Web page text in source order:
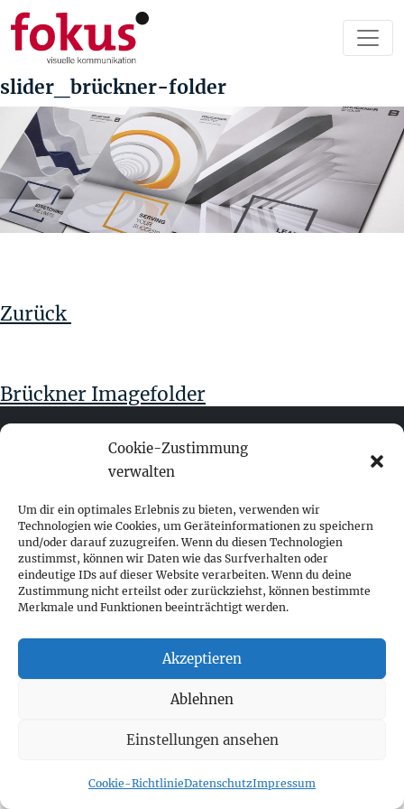
Cookie-Zustimmung
verwalten
Um dir ein optimales Erlebnis zu bieten, verwenden wir
Technologien wie Cookies, um Geräteinformationen zu speichern
und/oder darauf zuzugreifen. Wenn du diesen Technologien
zustimmst, können wir Daten wie das Surfverhalten oder
eindeutige IDs auf dieser Website verarbeiten. Wenn du deine
Zustimmung nicht erteilst oder zurückziehst, können bestimmte
Merkmale und Funktionen beeinträchtigt werden.
Akzeptieren
Ablehnen
Einstellungen ansehen
Cookie-RichtlinieDatenschutzImpressum
slider_brückner-folder
Zurück
Brückner Imagefolder
Franz-Ofner-Straße 20
A - 5020 Salzburg
+ 43 662 452 083
Datenschutz